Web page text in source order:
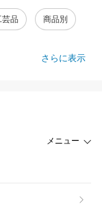
芸品 商品別
さらに表示
メニュー